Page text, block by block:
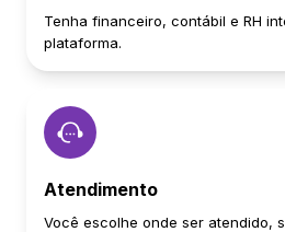
Tenha financeiro, contábil e RH
plataforma.
Atendimento
Você escolhe onde ser atendido,